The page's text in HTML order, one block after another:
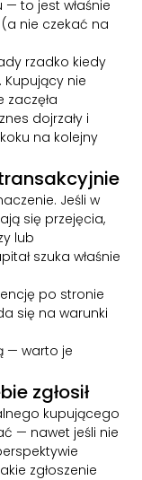
to jest właśnie
nie czekać na
rzadko kiedy
Kupujący nie
zaczęła
dojrzały i
na kolejny
Jeśli w
się przejęcia,
lub
szuka właśnie
po stronie
się na warunki
— warto je
zgłosił
kupującego
— nawet jeśli nie
zgłoszenie
×
na
w
M&A
od razu
→